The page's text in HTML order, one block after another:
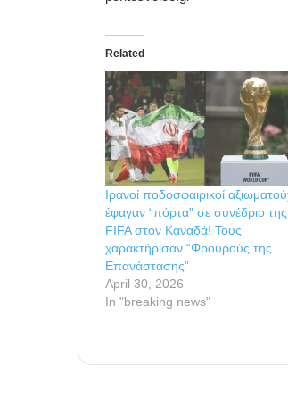
Related
Ιρανοί ποδοσφαιρικοί
έφαγαν “πόρτα” σε συνέδριο της
FIFA στον Καναδά! Τους
χαρακτήρισαν “Φρουρούς της
Επανάστασης”
April 30, 2026
In "breaking news"